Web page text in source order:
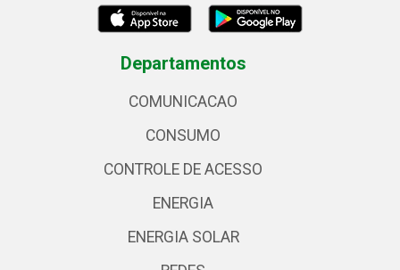
Departamentos
COMUNICACAO
CONSUMO
CONTROLE DE ACESSO
ENERGIA
ENERGIA SOLAR